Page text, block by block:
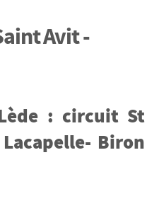
Avit -
: circuit St
Biron